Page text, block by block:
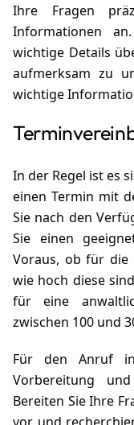
Ihre Fragen
Informationen
wichtige Details
aufmerksam zu
wichtige
In der Regel ist es
einen Termin mit
Sie nach den
Sie einen
Voraus, ob für die
wie hoch diese
für eine
zwischen 100 und
Für den Anruf
Vorbereitung
Bereiten Sie Ihre